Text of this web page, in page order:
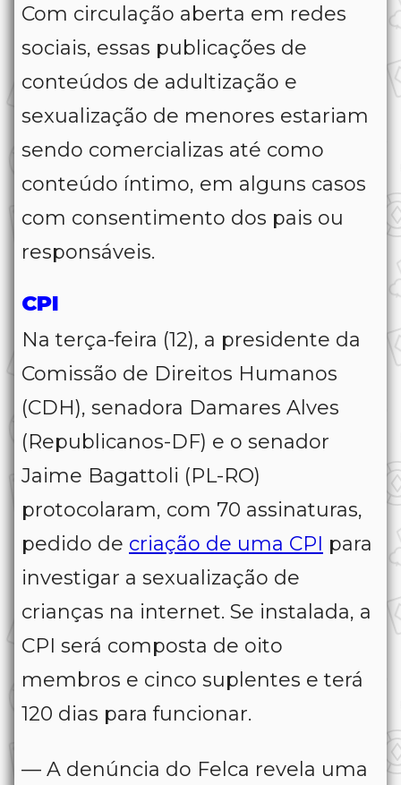
Com circulação aberta em redes
sociais, essas publicações de
conteúdos de adultização e
sexualização de menores estariam
sendo comercializas até como
conteúdo íntimo, em alguns casos
com consentimento dos pais ou
responsáveis.
CPI
Na terça-feira (12), a presidente da
Comissão de Direitos Humanos
(CDH), senadora Damares Alves
(Republicanos-DF) e o senador
Jaime Bagattoli (PL-RO)
protocolaram, com 70 assinaturas,
pedido de criação de uma CPI para
investigar a sexualização de
crianças na internet. Se instalada, a
CPI será composta de oito
membros e cinco suplentes e terá
120 dias para funcionar.
— A denúncia do Felca revela uma